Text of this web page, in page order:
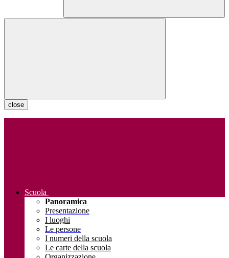
close
Scuola
Panoramica
Presentazione
I luoghi
Le persone
I numeri della scuola
Le carte della scuola